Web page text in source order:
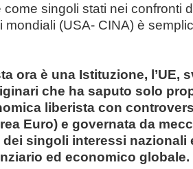
come singoli stati nei confronti
mondiali (USA- CINA) è
ora è una Istituzione, l’UE,
che ha saputo solo
liberista con
Euro) e governata da
singoli interessi nazionali
ed economico globale.